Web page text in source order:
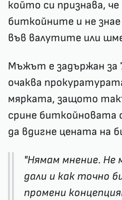
който си признава, че
биткойните и не
във валутите или
Мъжът е задържан за
очаква
мярката, защото
срине биткойновата
да вдигне цената на
"Нямам мнение. Не
дали и как точно
промени